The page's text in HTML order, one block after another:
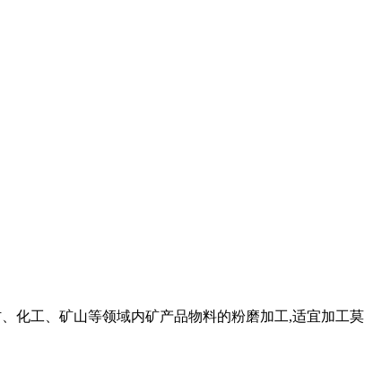
化工、矿山等领域内矿产品物料的粉磨加工,适宜加工莫